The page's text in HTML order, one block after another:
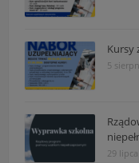
Kursy
5
29